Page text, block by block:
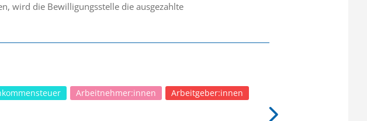
wird die Bewilligungsstelle die ausgezahlte
Arbeitgeber:innen
Arbeitnehmer:innen